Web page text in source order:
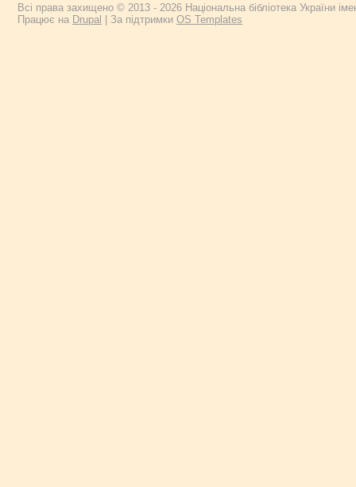
Всі права захищено © 2013 - 2026 Національна бібліотека України
Працює на Drupal | За підтримки OS Templates